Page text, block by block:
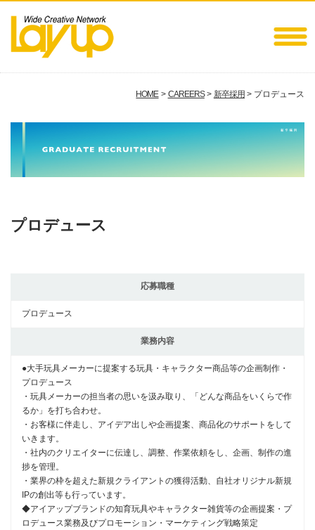
HOME> CAREERS> 新卒採用 > プロデュース
プロデュース
応募職種
プロデュース
業務内容
●大手玩具メーカーに提案する玩具・キャラクター商品等の企画制作・
プロデュース
・玩具メーカーの担当者の思いを汲み取り、「どんな商品をいくらで作
るか」を打ち合わせ。
・お客様に伴走し、アイデア出しや企画提案、商品化のサポートをして
いきます。
・社内のクリエイターに伝達し、調整、作業依頼をし、企画、制作の進
捗を管理。
・業界の枠を超えた新規クライアントの獲得活動、自社オリジナル新規
IPの創出等も行っています。
◆アイアップブランドの知育玩具やキャラクター雑貨等の企画提案・プ
ロデュース業務及びプロモーション・マーケティング戦略策定